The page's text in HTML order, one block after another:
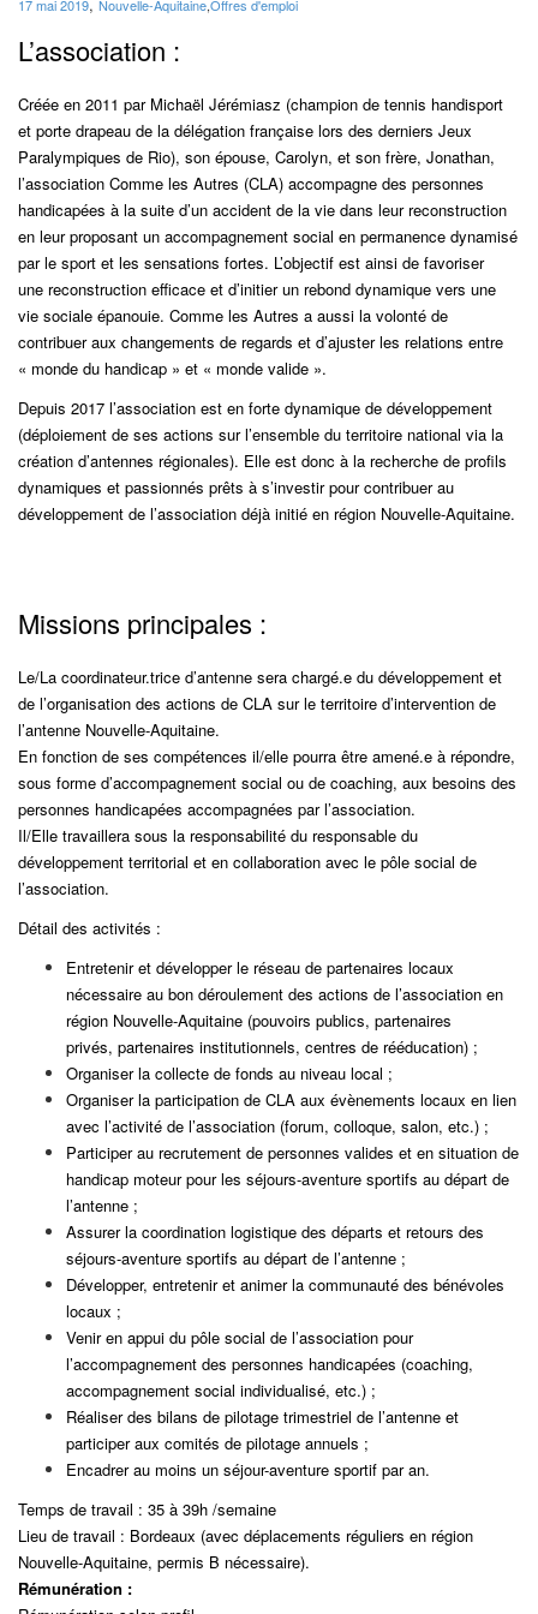
17 mai 2019 Nouvelle-Aquitaine,Offres d'emploi
L’association :
Créée en 2011 par Michaël Jérémiasz (champion de tennis handisport
et porte drapeau de la délégation française lors des derniers Jeux
Paralympiques de Rio), son épouse, Carolyn, et son frère, Jonathan,
l’association Comme les Autres (CLA) accompagne des personnes
handicapées à la suite d’un accident de la vie dans leur reconstruction
en leur proposant un accompagnement social en permanence dynamisé
par le sport et les sensations fortes. L’objectif est ainsi de favoriser
une reconstruction efficace et d’initier un rebond dynamique vers une
vie sociale épanouie. Comme les Autres a aussi la volonté de
contribuer aux changements de regards et d’ajuster les relations entre
« monde du handicap » et « monde valide ».
Depuis 2017 l’association est en forte dynamique de développement
(déploiement de ses actions surl’ensemble du territoire national via la
création d’antennes régionales). Elle est donc à la recherche de profils
dynamiques et passionnés prêts à s’investir pour contribuer au
développement de l’association déjà initié en région Nouvelle-Aquitaine.
Missions principales :
Le/La coordinateur.trice d’antenne sera chargé.e du développement et
de l’organisation des actions de CLA sur le territoire d’intervention de
l’antenne Nouvelle-Aquitaine.
En fonction de ses compétences il/elle pourra être amené.e à répondre,
sous forme d’accompagnement social ou de coaching, aux besoins des
personnes handicapées accompagnées parl’association.
Il/Elle travaillera sous la responsabilité du responsable du
développement territorial et en collaboration avec le pôle social de
l’association.
Détail des activités :
Entretenir et développer le réseau de partenaires locaux
nécessaire au bon déroulement des actions de l’association en
région Nouvelle-Aquitaine (pouvoirs publics, partenaires
privés, partenaires institutionnels, centres de rééducation) ;
Organiser la collecte de fonds au niveau local ;
Organiser la participation de CLA aux évènements locaux en lien
avec l’activité de l’association (forum, colloque, salon, etc.) ;
Participer au recrutement de personnes valides et en situation de
handicap moteur pour les séjours-aventure sportifs au départ de
l’antenne ;
Assurer la coordination logistique des départs et retours des
séjours-aventure sportifs au départ de l’antenne ;
Développer, entretenir et animer la communauté des bénévoles
locaux ;
Venir en appui du pôle social de l’association pour
l’accompagnement des personnes handicapées (coaching,
accompagnement social individualisé, etc.) ;
Réaliser des bilans de pilotage trimestriel de l’antenne et
participer aux comités de pilotage annuels ;
Encadrer au moins un séjour-aventure sportif par an.
Temps de travail : 35 à 39h /semaine
Lieu de travail : Bordeaux (avec déplacements réguliers en région
Nouvelle-Aquitaine, permis B nécessaire).
Rémunération :